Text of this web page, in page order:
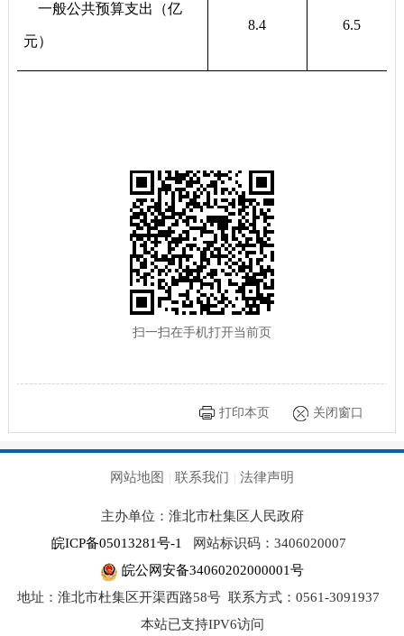
一般公共预算支出（亿
元）
8.4 6.5
扫一扫在手机打开当前页
打印本页 关闭窗口
网站地图 联系我们 法律声明
主办单位：淮北市杜集区人民政府
皖ICP备05013281号-1
网站标识码：3406020007
皖公网安备34060202000001号
地址：淮北市杜集区开渠西路58号 联系方式：0561-3091937
本站已支持IPV6访问